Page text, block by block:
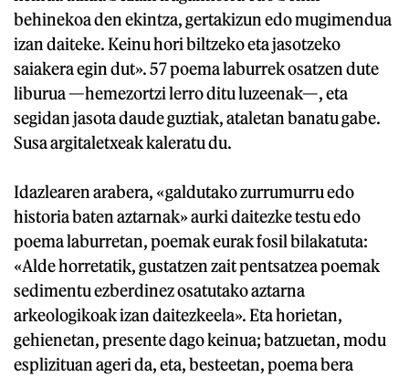
behinekoa den ekintza, gertakizun edo mugimendua
izan daiteke. Keinu hori biltzeko eta jasotzeko
saiakera egin dut». 57 poema laburrek osatzen dute
liburua —hemezortzi lerro ditu luzeenak—, eta
segidan jasota daude guztiak, ataletan banatu gabe.
Susa argitaletxeak kaleratu du.
Idazlearen arabera, «galdutako zurrumurru edo
historia baten aztarnak» aurki daitezke testu edo
poema laburretan, poemak eurak fosil bilakatuta:
«Alde horretatik, gustatzen zait pentsatzea poemak
sedimentu ezberdinez osatutako aztarna
arkeologikoak izan daitezkeela». Eta horietan,
gehienetan, presente dago keinua; batzuetan, modu
esplizituan ageri da, eta, besteetan, poema bera